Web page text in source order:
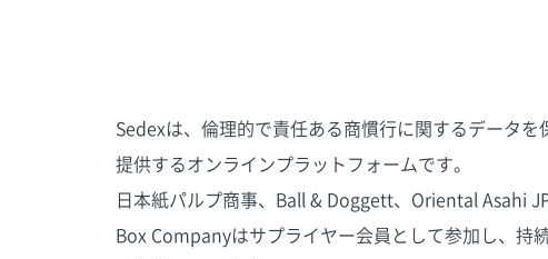
Sedexは、倫理的で責任ある商慣行に関するデータ
提供するオンラインプラットフォームです。
日本紙パルプ商事、Ball & Doggett、Oriental Asahi
Box Companyはサプライヤー会員として参加し、持